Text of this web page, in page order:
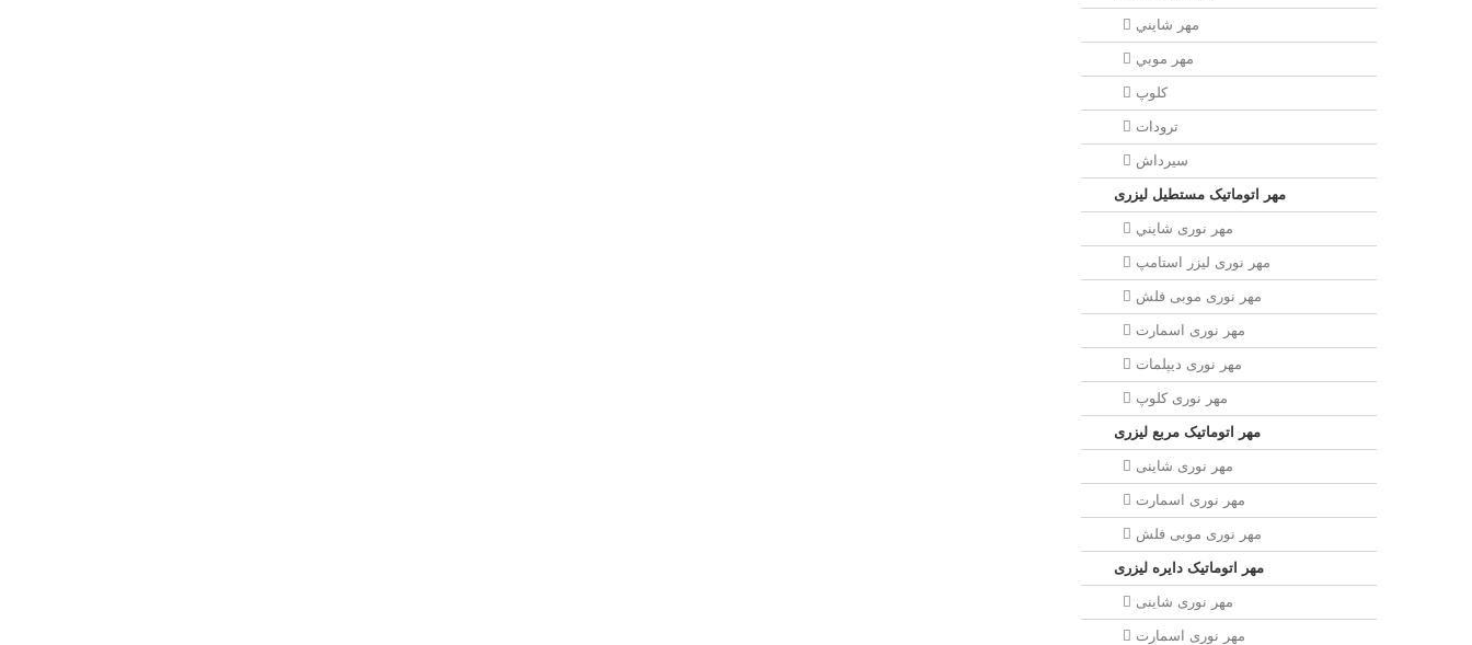
مهر شايني
مهر موبي
کلوپ
ترودات
سیرداش
مهر اتوماتیک مستطیل لیزری
مهر نوری شايني
مهر نوری لیزر استامپ
مهر نوری موبی فلش
مهر نوری اسمارت
مهر نوری ديپلمات
مهر نوری کلوپ
مهر اتوماتیک مربع لیزری
مهر نوری شاینی
مهر نوری اسمارت
مهر نوری موبی فلش
مهر اتوماتیک دايره لیزری
مهر نوری شاینی
مهر نوری اسمارت